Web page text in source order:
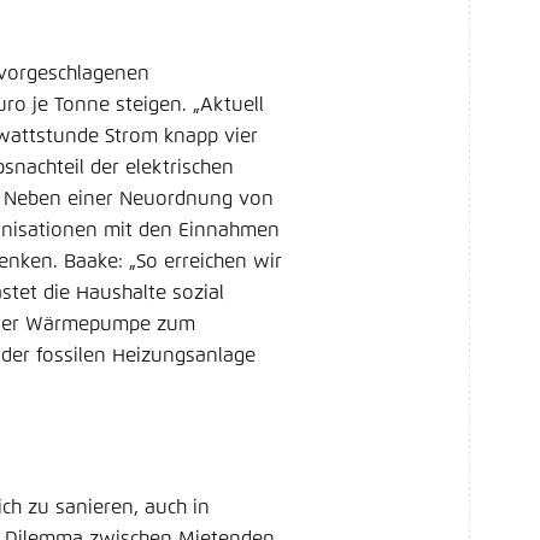
je Tonne steigen. „Aktuell
Strom knapp vier
der elektrischen
einer Neuordnung von
mit den Einnahmen
Baake: „So erreichen wir
die Haushalte sozial
Wärmepumpe zum
fossilen Heizungsanlage
zu sanieren, auch in